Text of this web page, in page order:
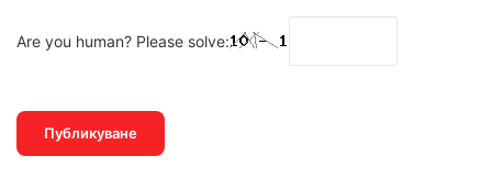
Are you human? Please solve: